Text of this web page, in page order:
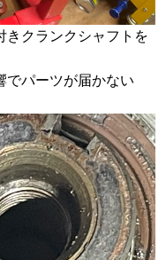
きクランクシャフトを
でパーツが届かない